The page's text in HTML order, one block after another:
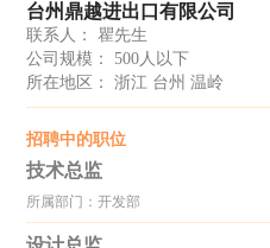
台州鼎越进出口有限公司
联系人： 瞿先生
公司规模： 500人以下
所在地区： 浙江 台州 温岭
招聘中的职位
技术总监
所属部门：开发部